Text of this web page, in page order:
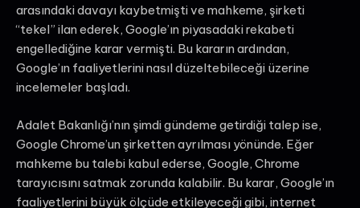
arasındaki davayı kaybetmişti ve mahkeme, şirketi
“tekel” ilan ederek, Google’ın piyasadaki rekabeti
engellediğine karar vermişti. Bu kararın ardından,
Google’ın faaliyetlerini nasıl düzeltebileceği üzerine
incelemeler başladı.
Adalet Bakanlığı’nın şimdi gündeme getirdiği talep ise,
Google Chrome’un şirketten ayrılması yönünde. Eğer
mahkeme bu talebi kabul ederse, Google, Chrome
tarayıcısını satmak zorunda kalabilir. Bu karar, Google’ın
faaliyetlerini büyük ölçüde etkileyeceği gibi, internet